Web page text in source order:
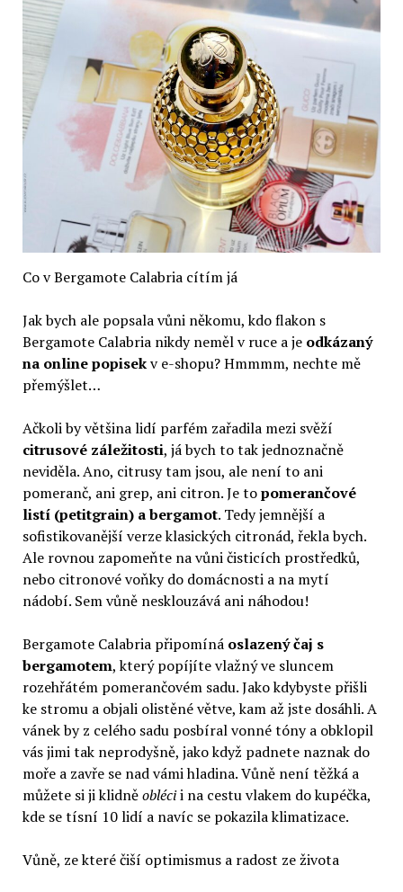
Co v Bergamote Calabria cítím já
Jak bych ale popsala vůni někomu, kdo flakon s
Bergamote Calabria nikdy neměl v ruce a je odkázaný
na online popisekv e-shopu? Hmmmm, nechte mě
přemýšlet…
Ačkoli by většina lidí parfém zařadila mezi svěží
citrusové záležitosti, já bych to tak jednoznačně
neviděla. Ano, citrusy tam jsou, ale není to ani
pomeranč, ani grep, ani citron. Je topomerančové
listí (petitgrain) a bergamot. Tedy jemnější a
sofistikovanější verze klasických citronád, řekla bych.
Ale rovnou zapomeňte na vůni čisticích prostředků,
nebo citronové voňky do domácnosti a na mytí
nádobí. Sem vůně nesklouzává ani náhodou!
Bergamote Calabria připomíná oslazený čaj s
bergamotem, který popíjíte vlažný ve sluncem
rozehřátém pomerančovém sadu. Jako kdybyste přišli
ke stromu a objali olistěné větve, kam až jste dosáhli. A
vánek by z celého sadu posbíral vonné tóny a obklopil
vás jimi tak neprodyšně, jako když padnete naznak do
moře a zavře se nad vámi hladina. Vůně není těžká a
můžete si ji klidněoblécii na cestu vlakem do kupéčka,
kde se tísní 10 lidí a navíc se pokazila klimatizace.
Vůně, ze které čiší optimismus a radost ze života